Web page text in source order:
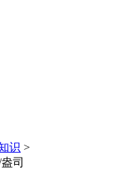
识 >
司